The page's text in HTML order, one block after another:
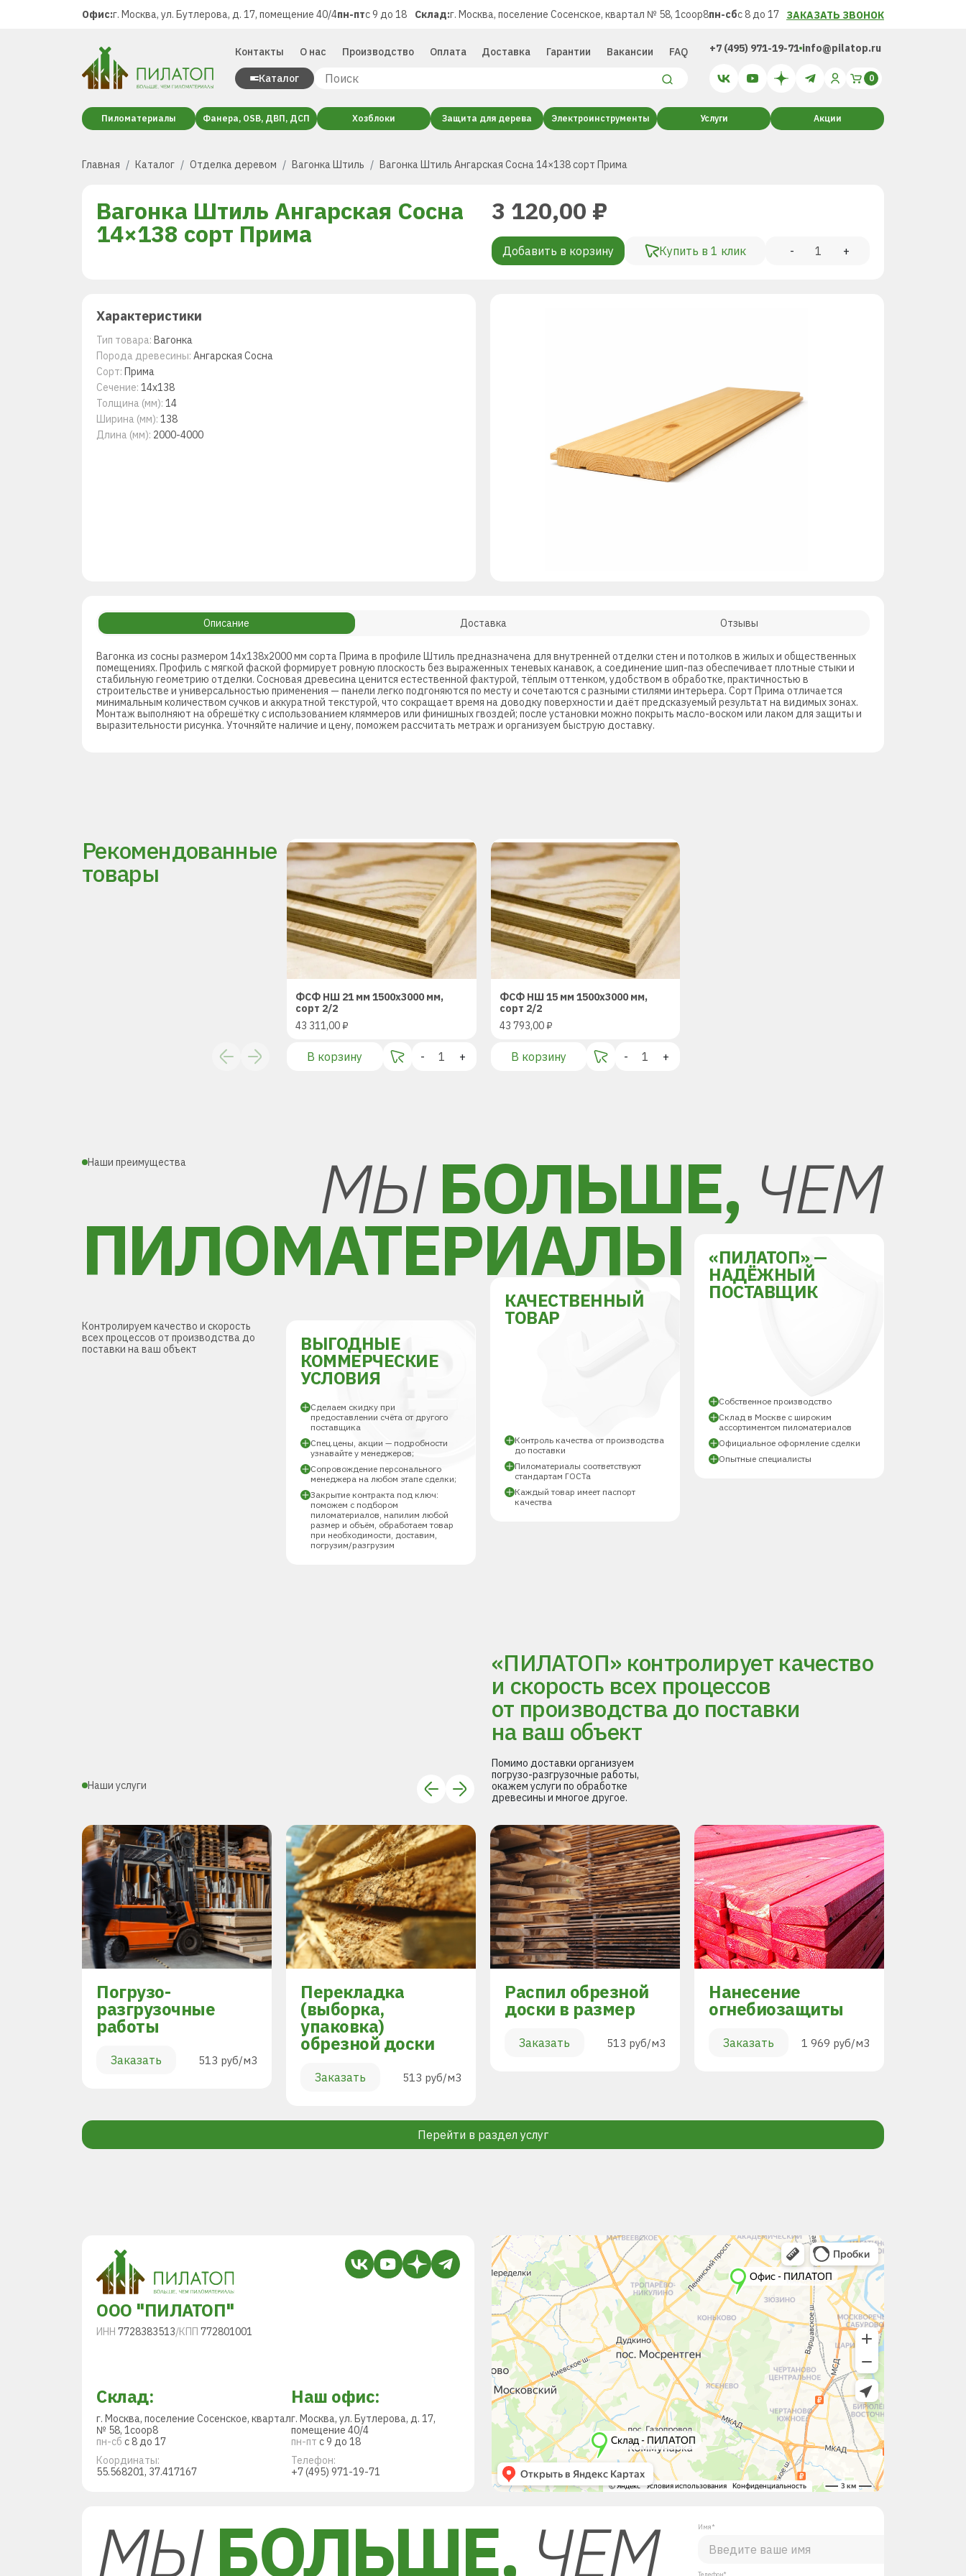
Офис:г. Москва, ул. Бутлерова, д. 17, помещение 40/4пн-птс 9 до 18 Склад:г. Москва, поселение Сосенское, квартал № 58, 1соор8пн-сбс 8 до 17 ЗАКАЗАТЬ ЗВОНОК
Контакты О нас Производство Оплата Доставка Гарантии Вакансии FAQ
Каталог
+7 (495) 971-19-71 info@pilatop.ru
Пиломатериалы Фанера, OSB, ДВП, ДСП Хозблоки Защита для дерева Электроинструменты Услуги Акции
Главная Каталог Отделка деревом Вагонка Штиль Вагонка Штиль Ангарская Сосна 14×138 сорт Прима
Вагонка Штиль Ангарская Сосна
14×138 сорт Прима
3 120,00 ₽
Добавить в корзину Купить в 1 клик - +
Характеристики
Тип товара: Вагонка
Порода древесины: Ангарская Сосна
Сорт: Прима
Сечение: 14x138
Толщина (мм): 14
Ширина (мм): 138
Длина (мм): 2000-4000
Описание Доставка Отзывы
Вагонка из сосны размером 14х138х2000 мм сорта Прима в профиле Штиль предназначена для внутренней отделки стен и потолков в жилых и общественных
помещениях. Профиль с мягкой фаской формирует ровную плоскость без выраженных теневых канавок, а соединение шип-паз обеспечивает плотные стыки и
стабильную геометрию отделки. Сосновая древесина ценится естественной фактурой, тёплым оттенком, удобством в обработке, практичностью в
строительстве и универсальностью применения — панели легко подгоняются по месту и сочетаются с разными стилями интерьера. Сорт Прима отличается
минимальным количеством сучков и аккуратной текстурой, что сокращает время на доводку поверхности и даёт предсказуемый результат на видимых зонах.
Монтаж выполняют на обрешётку с использованием кляммеров или финишных гвоздей; после установки можно покрыть масло-воском или лаком для защиты и
выразительности рисунка. Уточняйте наличие и цену, поможем рассчитать метраж и организуем быструю доставку.
Рекомендованные
товары
ФСФ НШ 21 мм 1500х3000 мм,
сорт 2/2
43 311,00₽
В корзину - +
ФСФ НШ 15 мм 1500х3000 мм,
сорт 2/2
43 793,00₽
В корзину - +
Наши преимущества МЫБОЛЬШЕ, ЧЕМ
ПИЛОМАТЕРИАЛЫ
Контролируем качество и скорость
всех процессов от производства до
поставки на ваш объект
ВЫГОДНЫЕ
КОММЕРЧЕСКИЕ
УСЛОВИЯ
Сделаем скидку при
предоставлении счёта от другого
поставщика
Спец.цены, акции — подробности
узнавайте у менеджеров;
Сопровождение персонального
менеджера на любом этапе сделки;
Закрытие контракта под ключ:
поможем с подбором
пиломатериалов, напилим любой
размер и объём, обработаем товар
при необходимости, доставим,
погрузим/разгрузим
КАЧЕСТВЕННЫЙ
ТОВАР
Контроль качества от производства
до поставки
Пиломатериалы соответствуют
стандартам ГОСТа
Каждый товар имеет паспорт
качества
«ПИЛАТОП» —
НАДЁЖНЫЙ
ПОСТАВЩИК
Собственное производство
Склад в Москве с широким
ассортиментом пиломатериалов
Официальное оформление сделки
Опытные специалисты
Наши услуги
«ПИЛАТОП» контролирует качество
и скорость всех процессов
от производства до поставки
на ваш объект
Помимо доставки организуем
погрузо-разгрузочные работы,
окажем услуги по обработке
древесины и многое другое.
Погрузо-
разгрузочные
работы
Заказать 513 руб/м3
Перекладка
(выборка,
упаковка)
обрезной доски
Заказать 513 руб/м3
Распил обрезной
доски в размер
Заказать 513 руб/м3
Нанесение
огнебиозащиты
Заказать 1 969 руб/м3
Перейти в раздел услуг
ООО "ПИЛАТОП"
ИНН 7728383513/КПП 772801001
Склад:
г. Москва, поселение Сосенское, квартал
№ 58, 1соор8
пн-сб с 8 до 17
Координаты:
55.568201, 37.417167
Наш офис:
г. Москва, ул. Бутлерова, д. 17,
помещение 40/4
пн-пт с 9 до 18
Телефон:
+7 (495) 971-19-71
МЫБОЛЬШЕ, ЧЕМ Имя*
Телефон*